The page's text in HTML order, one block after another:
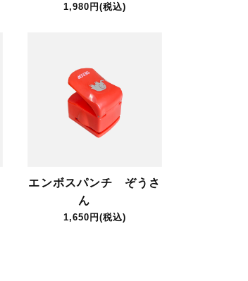
1,980円(税込)
エンボスパンチ ぞうさ
ん
1,650円(税込)